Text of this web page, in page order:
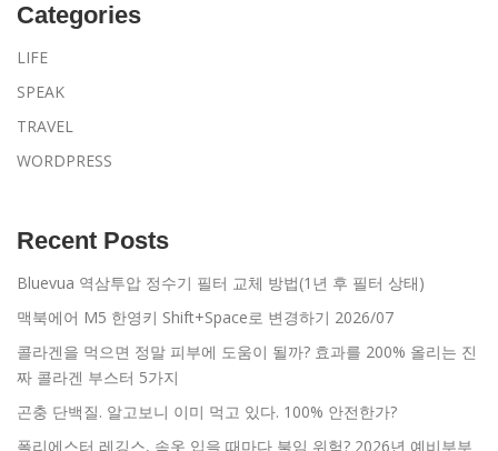
Categories
LIFE
SPEAK
TRAVEL
WORDPRESS
Recent Posts
Bluevua 역삼투압 정수기 필터 교체 방법(1년 후 필터 상태)
맥북에어 M5 한영키 Shift+Space로 변경하기 2026/07
콜라겐을 먹으면 정말 피부에 도움이 될까? 효과를 200% 올리는 진
짜 콜라겐 부스터 5가지
곤충 단백질. 알고보니 이미 먹고 있다. 100% 안전한가?
폴리에스터 레깅스, 속옷 입을 때마다 불임 위험? 2026년 예비부부